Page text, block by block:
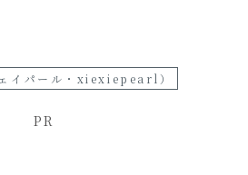
イパール・xiexiepearl）
PR